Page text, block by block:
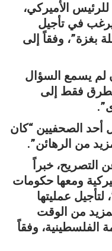
الأميركي،
في تأجيل
بغزة”، وفقاً إلى
لم يسمع السؤال
فقط إلى
الصحفيين “كان
من الرهائن”.
التصريح، خبراً
ومعها حكومات
عمليتها
من الوقت
الفلسطينية، وفقاً